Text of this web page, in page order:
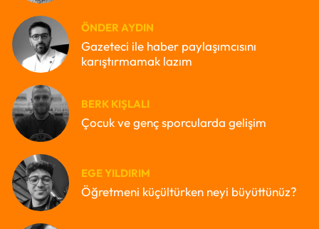
ÖNDER AYDIN
Gazeteci ile haber paylaşımcısını
karıştırmamak lazım
BERK KIŞLALI
Çocuk ve genç sporcularda gelişim
EGE YILDIRIM
Öğretmeni küçültürken neyi büyüttünüz?